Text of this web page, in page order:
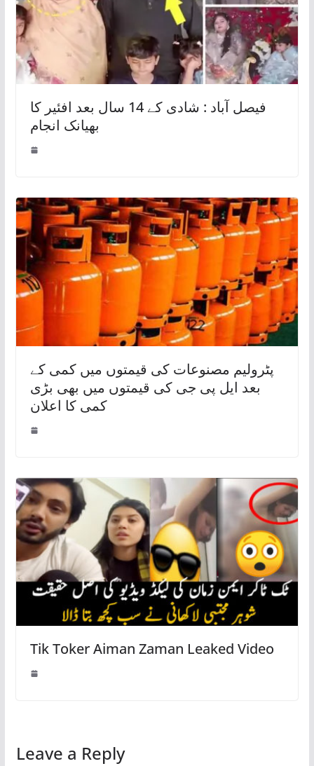
فیصل آباد : شادی کے 14 سال بعد افئیر کا
بھیانک انجام
پٹرولیم مصنوعات کی قیمتوں میں کمی کے
بعد ایل پی جی کی قیمتوں میں بھی بڑی
کمی کا اعلان
Tik Toker Aiman Zaman Leaked Video
Leave a Reply